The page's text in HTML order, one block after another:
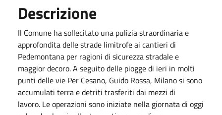
Descrizione
Il Comune ha sollecitato una pulizia straordinaria e
approfondita delle strade limitrofe ai cantieri di
Pedemontana per ragioni di sicurezza stradale e
maggior decoro. A seguito delle piogge di ieri in molti
punti delle vie Per Cesano, Guido Rossa, Milano si sono
accumulati terra e detriti trasferiti dai mezzi di
lavoro. Le operazioni sono iniziate nella giornata di oggi